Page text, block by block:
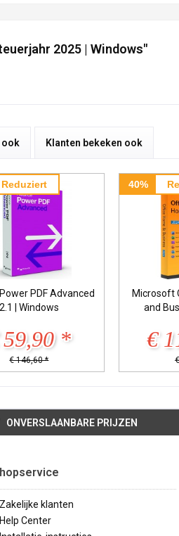
2025 | Windows"
ook Klanten bekeken ook
Reduziert
PDF Advanced
2.1 | Windows
*
€ 146,60 *
40%
Microsoft
and
€
ONVERSLAANBARE PRIJZEN
Zakelijke klanten
Help Center